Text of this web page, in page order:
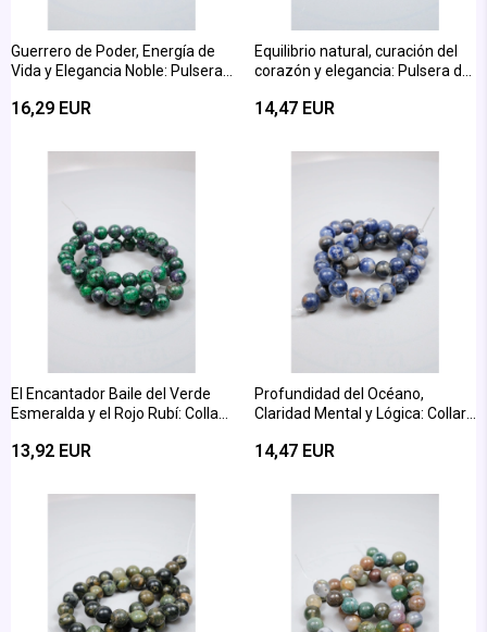
Guerrero de Poder, Energía de
Vida y Elegancia Noble: Pulsera
Sangre Brillante de 8 mm
16,29 EUR
Equilibrio natural, curación del
corazón y elegancia: Pulsera de
bola de 8 mm
14,47 EUR
El Encantador Baile del Verde
Esmeralda y el Rojo Rubí: Collar
de Esfera de 8 mm
13,92 EUR
Profundidad del Océano,
Claridad Mental y Lógica: Collar
Piedra Sodalita
14,47 EUR